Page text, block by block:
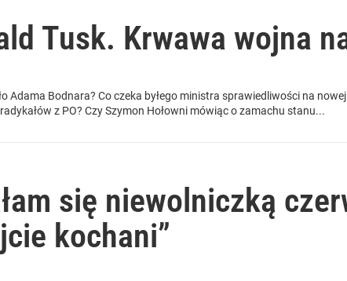
Tusk. Krwawa wojna
Adama Bodnara? Co czeka byłego ministra sprawiedliwości na
z PO? Czy Szymon Hołowni mówiąc o zamachu stanu...
się niewolniczką
kochani”